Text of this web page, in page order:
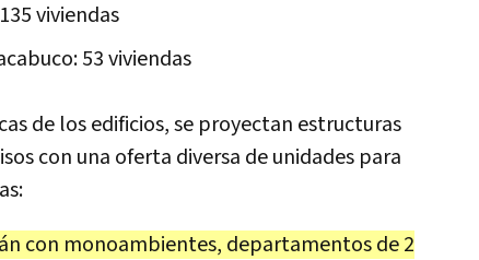
viviendas
53 viviendas
de los edificios, se proyectan estructuras
con una oferta diversa de unidades para
con monoambientes, departamentos de 2